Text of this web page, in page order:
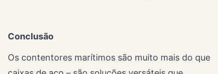
Conclusão
Os contentores marítimos são muito mais do que